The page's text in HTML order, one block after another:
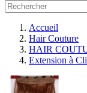
Accueil
Hair Couture
HAIR
Extension à